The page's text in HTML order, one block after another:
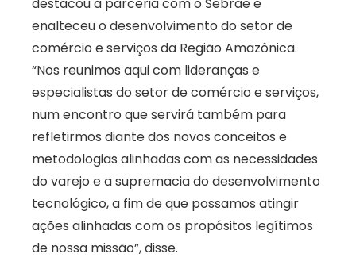
destacou a parceria com o Sebrae e
enalteceu o desenvolvimento do setor de
comércio e serviços da Região Amazônica.
“Nos reunimos aqui com lideranças e
especialistas do setor de comércio e serviços,
num encontro que servirá também para
refletirmos diante dos novos conceitos e
metodologias alinhadas com as necessidades
do varejo e a supremacia do desenvolvimento
tecnológico, a fim de que possamos atingir
ações alinhadas com os propósitos legítimos
de nossa missão”, disse.